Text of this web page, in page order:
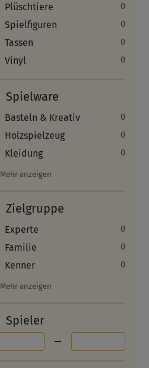
Plüschtiere 0
Spielfiguren 0
Tassen 0
Vinyl 0
Spielware
Basteln & Kreativ 0
Holzspielzeug 0
Kleidung 0
Mehr anzeigen
Zielgruppe
Experte 0
Familie 0
Kenner 0
Mehr anzeigen
Spieler
—